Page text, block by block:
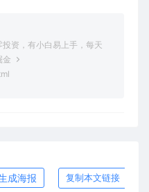
投资，有小白易上手，每天
金
成海报 复制本文链接